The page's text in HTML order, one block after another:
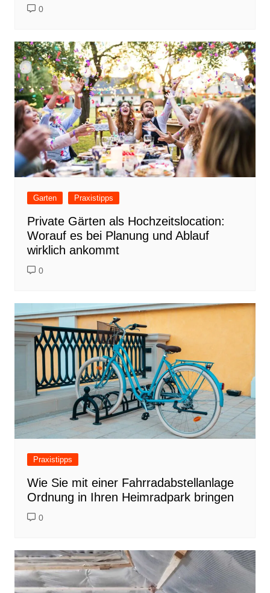
0
Garten Praxistipps
Private Gärten als Hochzeitslocation:
Worauf es bei Planung und Ablauf
wirklich ankommt
0
Praxistipps
Wie Sie mit einer Fahrradabstellanlage
Ordnung in Ihren Heimradpark bringen
0